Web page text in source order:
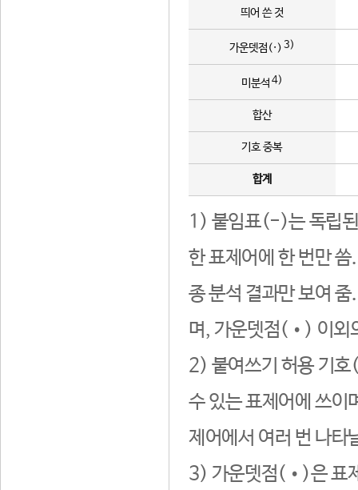
띄어 쓴 것
가운뎃점(·) 3)
미분석 4)
합산
기호 중복
합계
1) 붙임표(-)는 독립된
한 표제어에 한 번만
종 분석 결과만 보여
며, 가운뎃점(•) 이외
2) 붙여쓰기 허용 기호
수 있는 표제어에 쓰이
제어에서 여러 번 나타
3) 가운뎃점(•)은 표